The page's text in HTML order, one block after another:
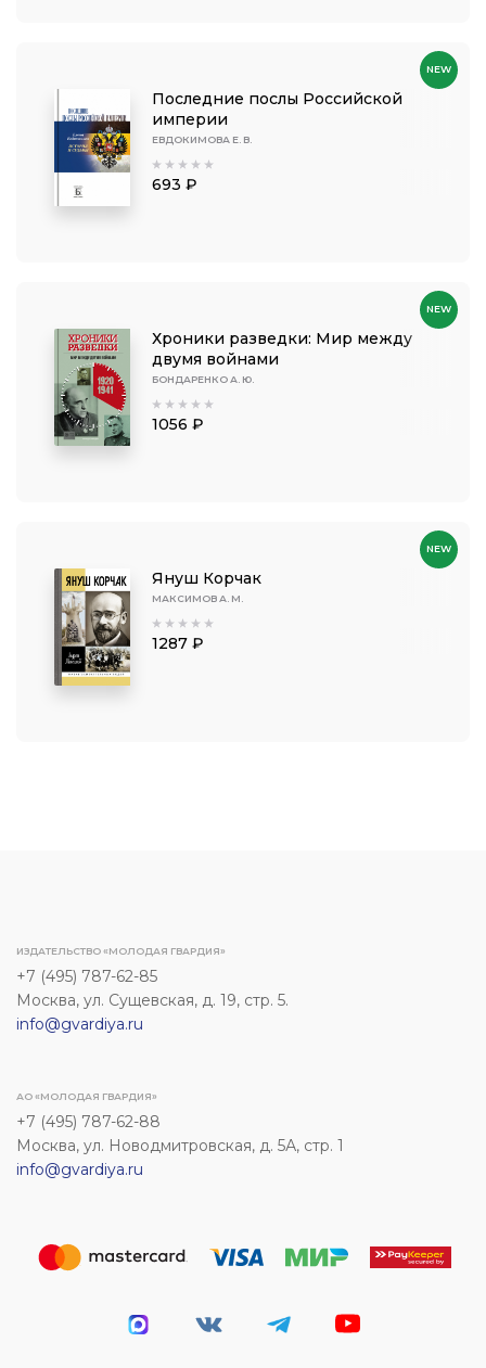
Последние послы Российской
империи
ЕВДОКИМОВА Е. В.
693 ₽
NEW
Хроники разведки: Мир между
двумя войнами
БОНДАРЕНКО А. Ю.
1056 ₽
NEW
Януш Корчак
МАКСИМОВ А. М.
1287 ₽
NEW
ИЗДАТЕЛЬСТВО «МОЛОДАЯ ГВАРДИЯ»
+7 (495) 787-62-85
Москва, ул. Сущевская, д. 19, стр. 5.
info@gvardiya.ru
АО «МОЛОДАЯ ГВАРДИЯ»
+7 (495) 787-62-88
Москва, ул. Новодмитровская, д. 5А, стр. 1
info@gvardiya.ru